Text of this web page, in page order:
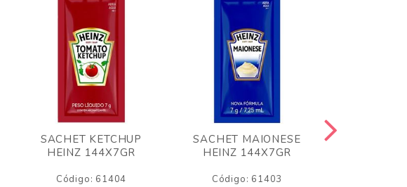
SACHET KETCHUP
HEINZ 144X7GR
Código: 61404
SACHET MAIONESE
HEINZ 144X7GR
Código: 61403